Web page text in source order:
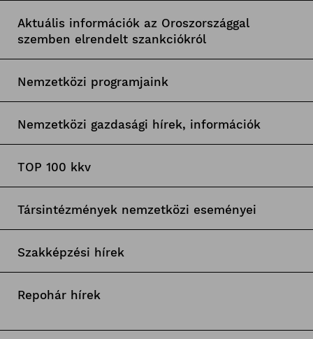
Aktuális információk az Oroszországgal
szemben elrendelt szankciókról
Nemzetközi programjaink
Nemzetközi gazdasági hírek, információk
TOP 100 kkv
Társintézmények nemzetközi eseményei
Szakképzési hírek
Repohár hírek